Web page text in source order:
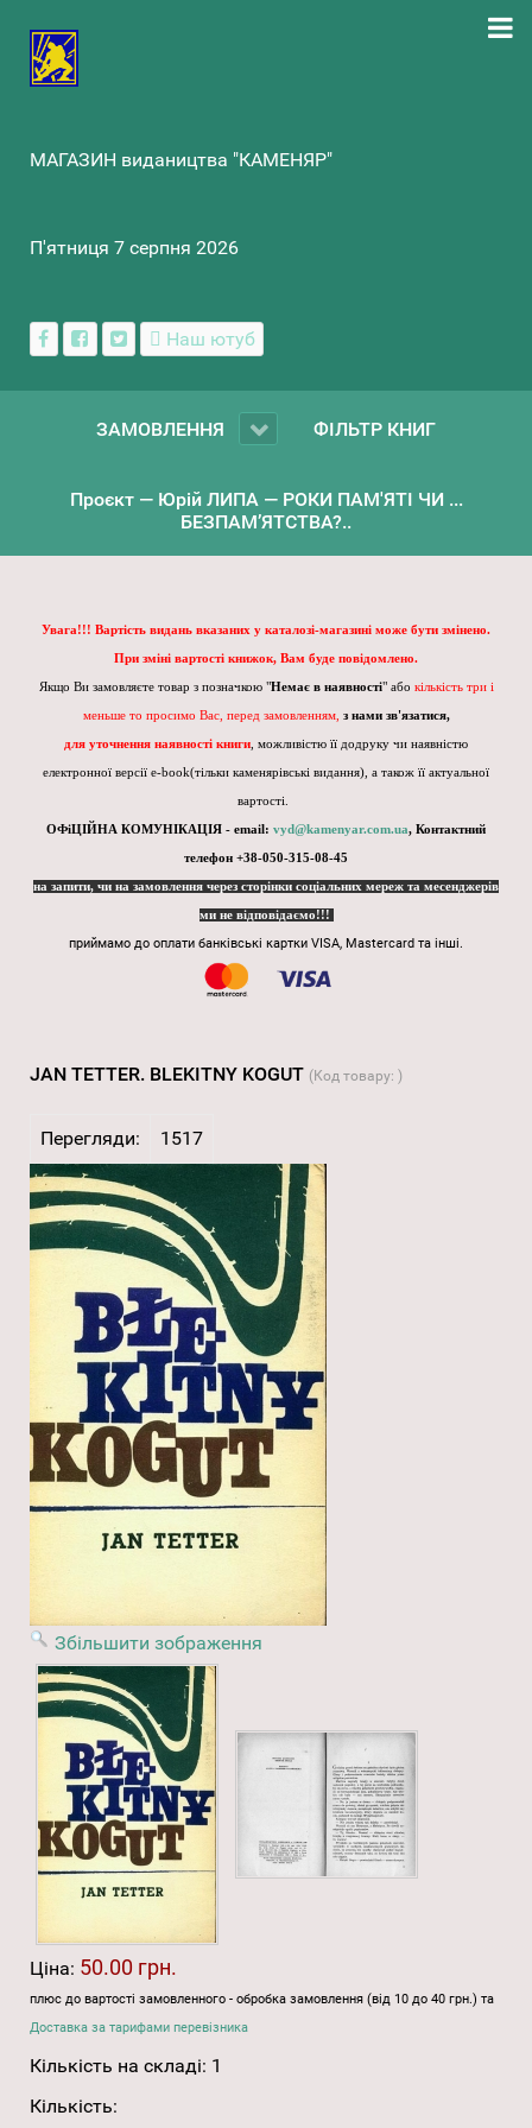
МАГАЗИН видаництва "КАМЕНЯР"
П'ятниця 7 серпня 2026
Наш ютуб
ЗАМОВЛЕННЯ ФІЛЬТР КНИГ
Проєкт — Юрій ЛИПА — РОКИ ПАМ'ЯТІ ЧИ ...
БЕЗПАМ’ЯТСТВА?..
Увага!!! Вартість видань вказаних у каталозі-магазині може бути змінено.
При зміні вартості книжок, Вам буде повідомлено.
Якщо Ви замовляєте товар з позначкою "Немає в наявності" або кількість три і
меньше то просимо Вас, перед замовленням, з нами зв'язатися,
для уточнення наявності книги , можливістю її додруку чи наявністю
електронної версії e-book(тільки каменярівські видання), а також її актуальної
вартості.
ОФіЦІЙНА КОМУНІКАЦІЯ - email: vyd@kamenyar.com.ua, Контактний
телефон +38-050-315-08-45
на запити, чи на замовлення через сторінки соціальних мереж та месенджерів
ми не відповідаємо!!!
приймамо до оплати банківські картки VISA, Mastercard та інші.
JAN TETTER. BLEKITNY KOGUT (Код товару: )
Перегляди: 1517
Збільшити зображення
Ціна: 50.00 грн.
плюс до вартості замовленного - обробка замовлення (від 10 до 40 грн.) та
Доставка за тарифами перевізника
Кількість на складі: 1
Кількість: